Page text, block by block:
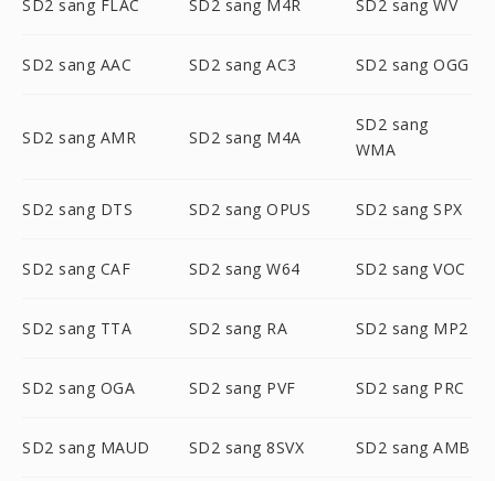
SD2 sang FLAC SD2 sang M4R SD2 sang WV
SD2 sang AAC SD2 sang AC3 SD2 sang OGG
SD2 sang AMR SD2 sang M4A
SD2 sang
WMA
SD2 sang DTS SD2 sang OPUS SD2 sang SPX
SD2 sang CAF SD2 sang W64 SD2 sang VOC
SD2 sang TTA SD2 sang RA SD2 sang MP2
SD2 sang OGA SD2 sang PVF SD2 sang PRC
SD2 sang MAUD SD2 sang 8SVX SD2 sang AMB